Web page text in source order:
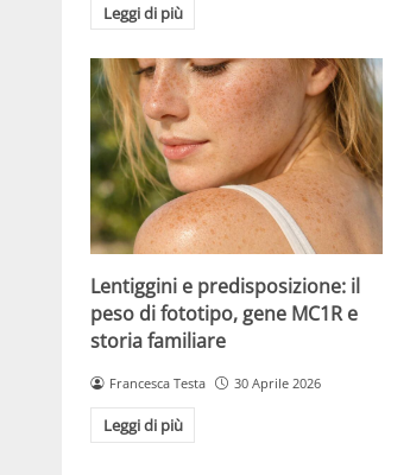
Leggi di più
Lentiggini e predisposizione: il
peso di fototipo, gene MC1R e
storia familiare
Francesca Testa 30 Aprile 2026
Leggi di più